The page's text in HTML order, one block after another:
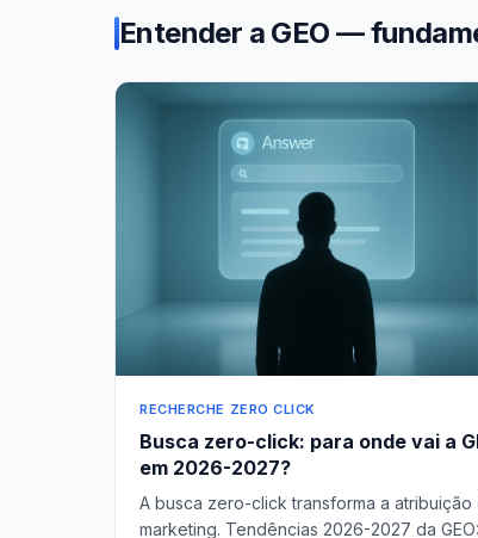
Entender a GEO —
RECHERCHE ZERO CLICK
Busca zero-click: para onde vai a
em 2026-2027?
A busca zero-click transforma a atribuição
marketing. Tendências 2026-2027 da